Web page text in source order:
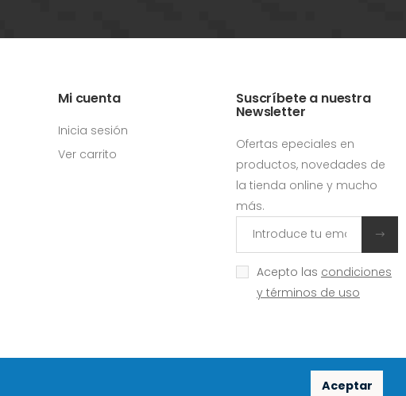
Aceptar
Mi cuenta
Inicia sesión
Ver carrito
Suscríbete a nuestra
Newsletter
Ofertas epeciales en
productos, novedades de
la tienda online y mucho
más.
Acepto las condiciones
y términos de uso